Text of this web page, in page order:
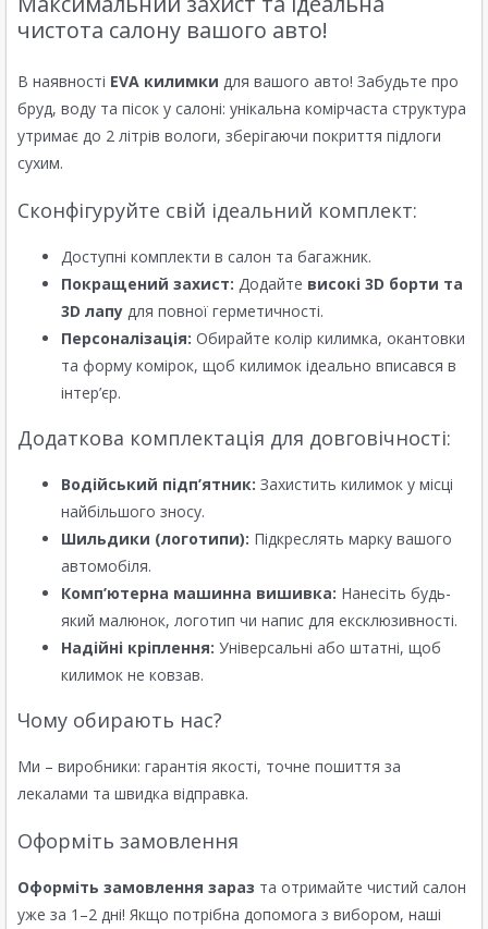
чистота салону вашого авто!
В наявності EVA килимки для вашого авто! Забудьте про
бруд, воду та пісок у салоні: унікальна комірчаста структура
утримає до 2 літрів вологи, зберігаючи покриття підлоги
сухим.
Сконфігуруйте свій ідеальний комплект:
Доступні комплекти в салон та багажник.
Покращений захист: Додайте високі 3D борти та
3D лапу для повної герметичності.
Персоналізація: Обирайте колір килимка, окантовки
та форму комірок, щоб килимок ідеально вписався в
інтер’єр.
Додаткова комплектація для довговічності:
Водійський підп’ятник: Захистить килимок у місці
найбільшого зносу.
Шильдики (логотипи): Підкреслять марку вашого
автомобіля.
Комп’ютерна машинна вишивка: Нанесіть будь-
який малюнок, логотип чи напис для ексклюзивності.
Надійні кріплення: Універсальні або штатні, щоб
килимок не ковзав.
Чому обирають нас?
Ми – виробники: гарантія якості, точне пошиття за
лекалами та швидка відправка.
Оформіть замовлення
Оформіть замовлення зараз та отримайте чистий салон
уже за 1–2 дні! Якщо потрібна допомога з вибором, наші